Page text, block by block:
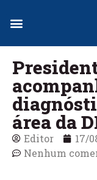
área da
Editor 17/
Nenhum